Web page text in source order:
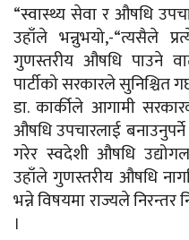
“स्वास्थ्य सेवा र औषधि
उहाँले भन्नुभयो,-“त्यसैले
गुणस्तरीय औषधि पाउने
पार्टीको सरकारले सुनिश्चित
डा. कार्कीले आगामी
औषधि उपचारलाई
गरेर स्वदेशी औषधि
उहाँले गुणस्तरीय औषधि
भन्ने विषयमा राज्यले निरन्तर
।